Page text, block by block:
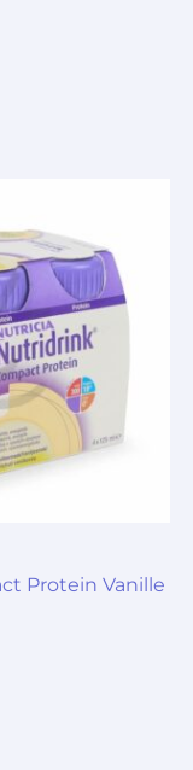
Protein Vanille